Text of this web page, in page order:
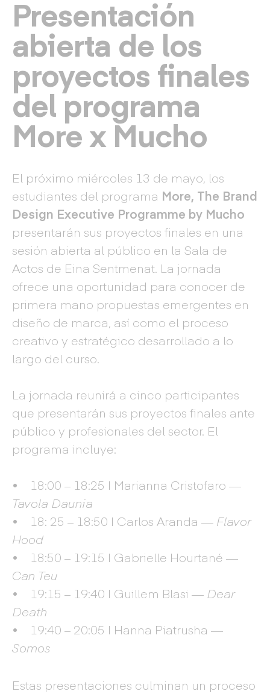
Presentación
abierta de los
proyectos finales
del programa
More x Mucho
El próximo miércoles 13 de mayo, los
estudiantes del programa More, The Brand
Design Executive Programme by Mucho
presentarán sus proyectos finales en una
sesión abierta al público en la Sala de
Actos de Eina Sentmenat. La jornada
ofrece una oportunidad para conocer de
primera mano propuestas emergentes en
diseño de marca, así como el proceso
creativo y estratégico desarrollado a lo
largo del curso.
La jornada reunirá a cinco participantes
que presentarán sus proyectos finales ante
público y profesionales del sector. El
programa incluye:
• 18:00 – 18:25 | Marianna Cristofaro —
Tavola Daunia
• 18: 25 – 18:50 | Carlos Aranda — Flavor
Hood
• 18:50 – 19:15 | Gabrielle Hourtané —
Can Teu
• 19:15 – 19:40 | Guillem Blasi — Dear
Death
• 19:40 – 20:05 | Hanna Piatrusha —
Somos
Estas presentaciones culminan un proceso